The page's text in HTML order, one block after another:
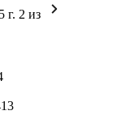
г. 2 из